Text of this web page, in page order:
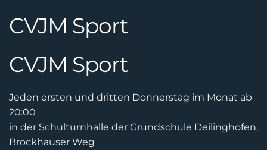
CVJM Sport
CVJM Sport
Jeden ersten und dritten Donnerstag im Monat ab
20:00
in der Schulturnhalle der Grundschule Deilinghofen,
Brockhauser Weg